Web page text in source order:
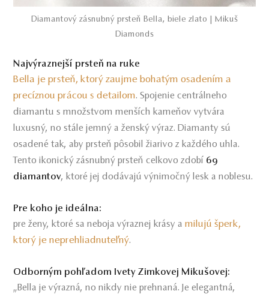
Diamantový zásnubný prsteň Bella, biele zlato | Mikuš
Diamonds
Najvýraznejší prsteň na ruke
Bella je prsteň, ktorý zaujme bohatým osadením a
precíznou prácou s detailom. Spojenie centrálneho
diamantu s množstvom menších kameňov vytvára
luxusný, no stále jemný a ženský výraz. Diamanty sú
osadené tak, aby prsteň pôsobil žiarivo z každého uhla.
Tento ikonický zásnubný prsteň celkovo zdobí 69
diamantov, ktoré jej dodávajú výnimočný lesk a noblesu.
Pre koho je ideálna:
pre ženy, ktoré sa neboja výraznej krásy amilujú šperk,
ktorý je neprehliadnuteľný.
Odborným pohľadom Ivety Zimkovej Mikušovej:
„Bella je výrazná, no nikdy nie prehnaná. Je elegantná,